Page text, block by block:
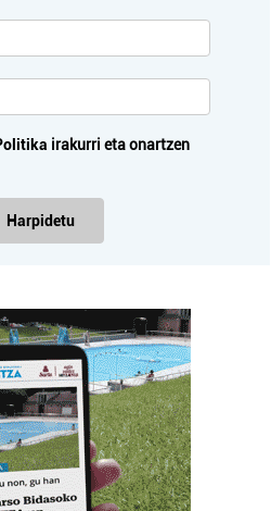
irakurri eta onartzen
Harpidetu